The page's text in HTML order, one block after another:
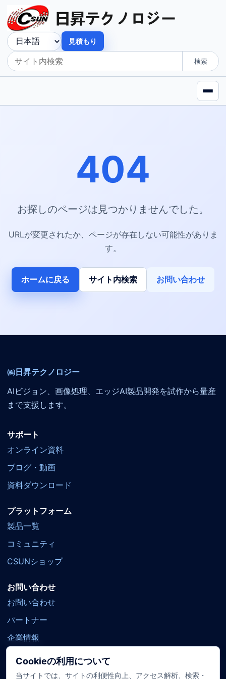
検索
見積もり
404
お探しのページは見つかりませんでした。
URLが変更されたか、ページが存在しない可能性がありま
す。
ホームに戻る サイト内検索 お問い合わせ
㈱日昇テクノロジー
AIビジョン、画像処理、エッジAI製品開発を試作から量産
まで支援します。
サポート
オンライン資料
ブログ・動画
資料ダウンロード
プラットフォーム
製品一覧
コミュニティ
CSUNショップ
お問い合わせ
お問い合わせ
パートナー
企業情報
Cookieの利用について
当サイトでは、サイトの利便性向上、アクセス解析、検索・